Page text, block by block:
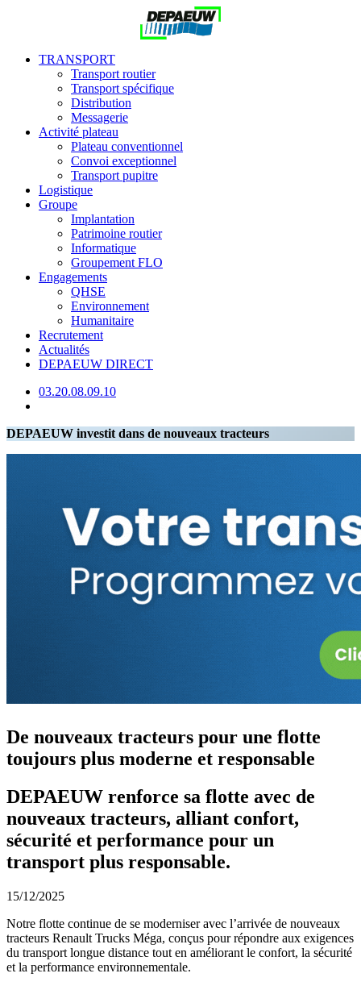
TRANSPORT
Transport routier
Transport spécifique
Distribution
Messagerie
Activité plateau
Plateau conventionnel
Convoi exceptionnel
Transport pupitre
Logistique
Groupe
Implantation
Patrimoine routier
Informatique
Groupement FLO
Engagements
QHSE
Environnement
Humanitaire
Recrutement
Actualités
DEPAEUW DIRECT
03.20.08.09.10
DEPAEUW investit dans de nouveaux tracteurs
De nouveaux tracteurs pour une flotte
toujours plus moderne et responsable
DEPAEUW renforce sa flotte avec de
nouveaux tracteurs, alliant confort,
sécurité et performance pour un
transport plus responsable.
15/12/2025
Notre flotte continue de se moderniser avec l’arrivée de nouveaux
tracteurs Renault Trucks Méga, conçus pour répondre aux exigences
du transport longue distance tout en améliorant le confort, la sécurité
et la performance environnementale.